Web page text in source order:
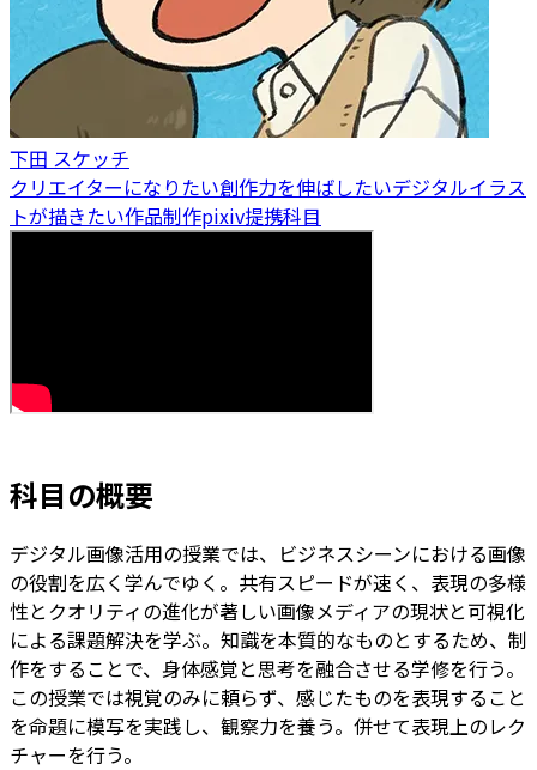
下田 スケッチ
クリエイターになりたい創作力を伸ばしたいデジタルイラス
トが描きたい作品制作pixiv提携科目
科目の概要
デジタル画像活用の授業では、ビジネスシーンにおける画像
の役割を広く学んでゆく。共有スピードが速く、表現の多様
性とクオリティの進化が著しい画像メディアの現状と可視化
による課題解決を学ぶ。知識を本質的なものとするため、制
作をすることで、身体感覚と思考を融合させる学修を行う。
この授業では視覚のみに頼らず、感じたものを表現すること
を命題に模写を実践し、観察力を養う。併せて表現上のレク
チャーを行う。